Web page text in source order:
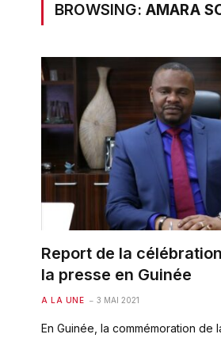
BROWSING: AMARA
Report de la
la presse en Guinée
A LA UNE 3 MAI 2021
En Guinée, la commémoration de